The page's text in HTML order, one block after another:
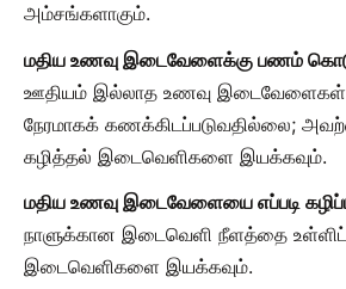
அம்சங்களாகும்.
மதிய உணவு இடைவேளைக்கு பணம்
ஊதியம் இல்லாத உணவு
நேரமாகக் கணக்கிடப்படுவதில்லை;
கழித்தல் இடைவெளிகளை இயக்கவும்.
மதிய உணவு இடைவேளையை எப்படி
நாளுக்கான இடைவெளி நீளத்தை
இடைவெளிகளை இயக்கவும்.